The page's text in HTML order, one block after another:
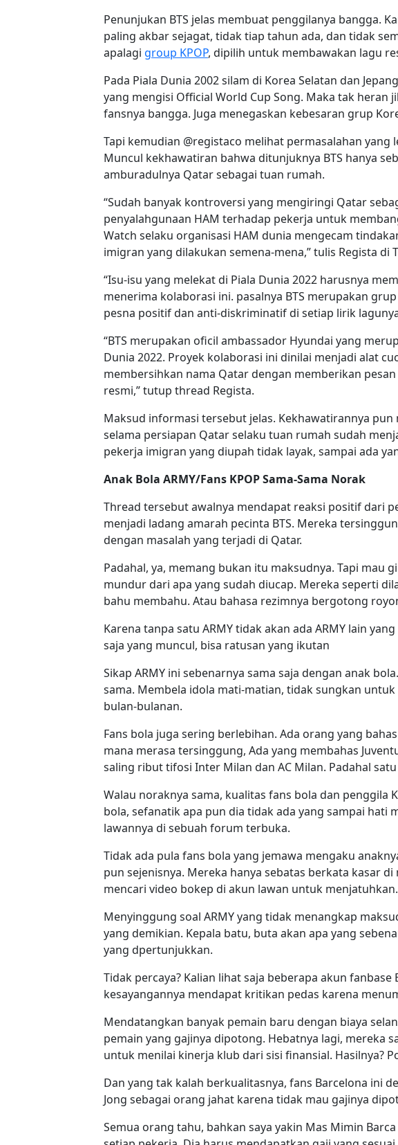
Penunjukan BTS jelas membuat penggilanya bangga.
paling akbar sejagat, tidak tiap tahun ada, dan tidak
apalagi group KPOP, dipilih untuk membawakan lagu
Pada Piala Dunia 2002 silam di Korea Selatan dan
yang mengisi Official World Cup Song. Maka tak heran
fansnya bangga. Juga menegaskan kebesaran grup
Tapi kemudian @registaco melihat permasalahan yang
Muncul kekhawatiran bahwa ditunjuknya BTS hanya
amburadulnya Qatar sebagai tuan rumah.
“Sudah banyak kontroversi yang mengiringi Qatar
penyalahgunaan HAM terhadap pekerja untuk
Watch selaku organisasi HAM dunia mengecam
imigran yang dilakukan semena-mena,” tulis Regista di
“Isu-isu yang melekat di Piala Dunia 2022 harusnya
menerima kolaborasi ini. pasalnya BTS merupakan
pesna positif dan anti-diskriminatif di setiap lirik
“BTS merupakan oficil ambassador Hyundai yang
Dunia 2022. Proyek kolaborasi ini dinilai menjadi alat
membersihkan nama Qatar dengan memberikan
resmi,” tutup thread Regista.
Maksud informasi tersebut jelas. Kekhawatirannya pun
selama persiapan Qatar selaku tuan rumah sudah
pekerja imigran yang diupah tidak layak, sampai ada
Anak Bola ARMY/Fans KPOP Sama-Sama Norak
Thread tersebut awalnya mendapat reaksi positif dari
menjadi ladang amarah pecinta BTS. Mereka
dengan masalah yang terjadi di Qatar.
Padahal, ya, memang bukan itu maksudnya. Tapi mau
mundur dari apa yang sudah diucap. Mereka seperti
bahu membahu. Atau bahasa rezimnya bergotong
Karena tanpa satu ARMY tidak akan ada ARMY lain
saja yang muncul, bisa ratusan yang ikutan
Sikap ARMY ini sebenarnya sama saja dengan anak
sama. Membela idola mati-matian, tidak sungkan
bulan-bulanan.
Fans bola juga sering berlebihan. Ada orang yang
mana merasa tersinggung, Ada yang membahas
saling ribut tifosi Inter Milan dan AC Milan. Padahal
Walau noraknya sama, kualitas fans bola dan penggila
bola, sefanatik apa pun dia tidak ada yang sampai hati
lawannya di sebuah forum terbuka.
Tidak ada pula fans bola yang jemawa mengaku
pun sejenisnya. Mereka hanya sebatas berkata kasar
mencari video bokep di akun lawan untuk menjatuhkan.
Menyinggung soal ARMY yang tidak menangkap
yang demikian. Kepala batu, buta akan apa yang
yang dpertunjukkan.
Tidak percaya? Kalian lihat saja beberapa akun
kesayangannya mendapat kritikan pedas karena
Mendatangkan banyak pemain baru dengan biaya
pemain yang gajinya dipotong. Hebatnya lagi, mereka
untuk menilai kinerja klub dari sisi finansial. Hasilnya?
Dan yang tak kalah berkualitasnya, fans Barcelona ini
Jong sebagai orang jahat karena tidak mau gajinya
Semua orang tahu, bahkan saya yakin Mas Mimin